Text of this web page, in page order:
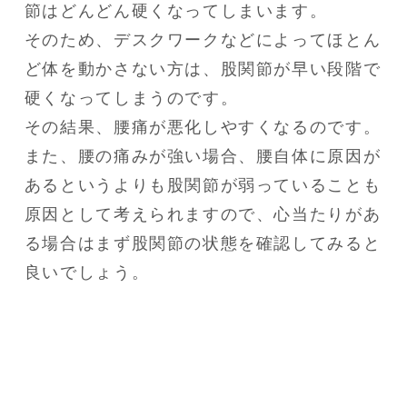
節はどんどん硬くなってしまいます。
そのため、デスクワークなどによってほとん
ど体を動かさない方は、股関節が早い段階で
硬くなってしまうのです。
その結果、腰痛が悪化しやすくなるのです。
また、腰の痛みが強い場合、腰自体に原因が
あるというよりも股関節が弱っていることも
原因として考えられますので、心当たりがあ
る場合はまず股関節の状態を確認してみると
良いでしょう。